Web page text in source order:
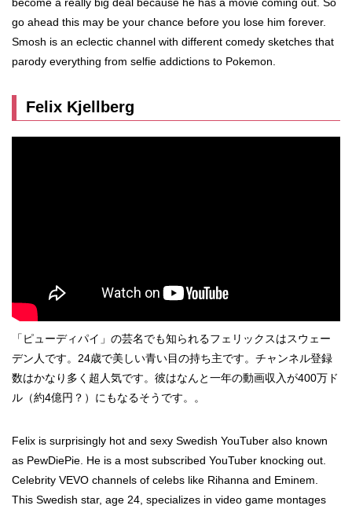
go ahead this may be your chance before you lose him forever.
Smosh is an eclectic channel with different comedy sketches that
parody everything from selfie addictions to Pokemon.
Felix Kjellberg
「ピューディパイ」の芸名でも知られるフェリックスはスウェー
デン人です。24歳で美しい青い目の持ち主です。チャンネル登録
数はかなり多く超人気です。彼はなんと一年の動画収入が400万ド
ル（約4億円？）にもなるそうです。。
Felix is surprisingly hot and sexy Swedish YouTuber also known
as PewDiePie. He is a most subscribed YouTuber knocking out.
Celebrity VEVO channels of celebs like Rihanna and Eminem.
This Swedish star, age 24, specializes in video game montages